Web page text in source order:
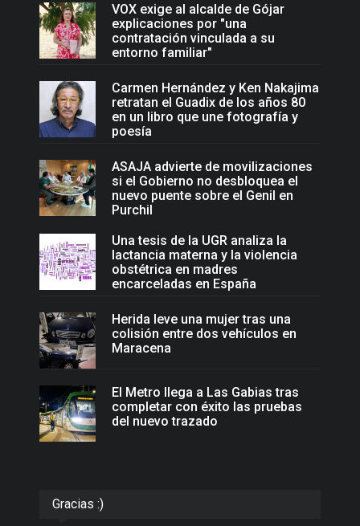
VOX exige al alcalde de Gójar
explicaciones por "una
contratación vinculada a su
entorno familiar"
Carmen Hernández y Ken Nakajima
retratan el Guadix de los años 80
en un libro que une fotografía y
poesía
ASAJA advierte de movilizaciones
si el Gobierno no desbloquea el
nuevo puente sobre el Genil en
Purchil
Una tesis de la UGR analiza la
lactancia materna y la violencia
obstétrica en madres
encarceladas en España
Herida leve una mujer tras una
colisión entre dos vehículos en
Maracena
El Metro llega a Las Gabias tras
completar con éxito las pruebas
del nuevo trazado
Gracias :)